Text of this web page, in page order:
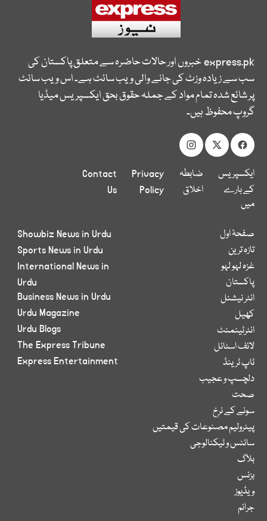
express.pkخبروں اور حالات حاضرہ سے متعلق پاکستان کی
سب سے زیادہ وزٹ کی جانے والی ویب سائٹ ہے۔ اس ویب سائٹ
پر شائع شدہ تمام مواد کے جملہ حقوق بحق ایکسپریس میڈیا
گروپ محفوظ ہیں۔
ایکسپریس
کے بارے
میں
ضابطہ
اخلاق
Privacy
Policy
Contact
Us
صفحۂ اول
تازہ ترین
غزہ لہو لہو
پاکستان
انٹر نیشنل
کھیل
انٹرٹینمنٹ
لائف اسٹائل
ٹاپ ٹرینڈ
دلچسپ و عجیب
صحت
سونے کے نرخ
پیٹرولیم مصنوعات کی قیمتیں
سائنس و ٹیکنالوجی
بلاگ
بزنس
ویڈیوز
جرائم
Showbiz News in Urdu
Sports News in Urdu
International News in
Urdu
Business News in Urdu
Urdu Magazine
Urdu Blogs
The Express Tribune
Express Entertainment